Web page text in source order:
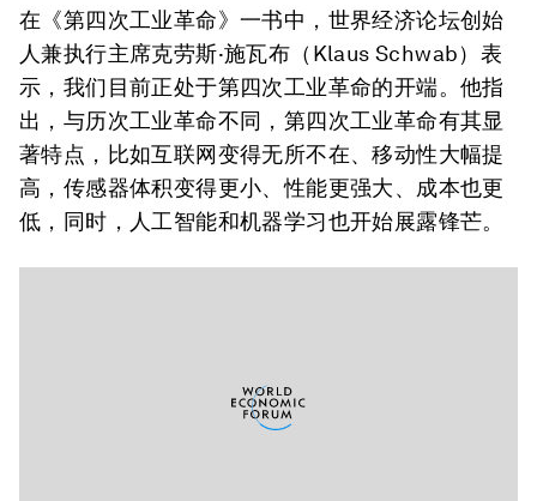
在《第四次工业革命》一书中，世界经济论坛创始
人兼执行主席克劳斯·施瓦布（Klaus Schwab）表
示，我们目前正处于第四次工业革命的开端。他指
出，与历次工业革命不同，第四次工业革命有其显
著特点，比如互联网变得无所不在、移动性大幅提
高，传感器体积变得更小、性能更强大、成本也更
低，同时，人工智能和机器学习也开始展露锋芒。